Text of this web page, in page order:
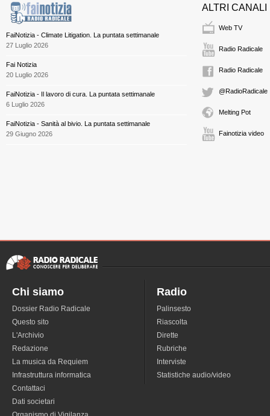
FaiNotizia - Climate Litigation. La puntata settimanale
27 Luglio 2026
Fai Notizia
20 Luglio 2026
FaiNotizia - Il lavoro di cura. La puntata settimanale
6 Luglio 2026
FaiNotizia - Sanità al bivio. La puntata settimanale
29 Giugno 2026
ALTRI CANALI
Web TV
Radio Radicale
Radio Radicale
@RadioRadicale
Melting Pot
Fainotizia video
Chi siamo
Dossier Radio Radicale
Questo sito
L'Archivio
Redazione
La musica da Requiem
Infrastruttura informatica
Contattaci
Dati societari
Radio
Palinsesto
Riascolta
Dirette
Rubriche
Interviste
Statistiche audio/video